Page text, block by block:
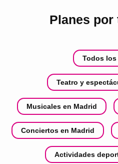
Planes por
Todos
Teatro y
Musicales en Madrid
Conciertos en Madrid
Actividades